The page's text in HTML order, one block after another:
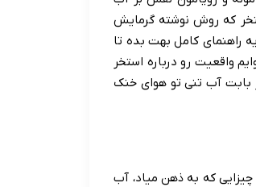
که روش نوشته گرمایش
راهنمای کامل بهت بده تا
واقعیت رو درباره استخر
بابت آب تنی تو هوای خنک
چیزایی که به ذهن میاد، آب